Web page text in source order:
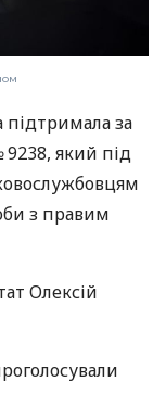
підтримала за
який під
з правим
Олексій